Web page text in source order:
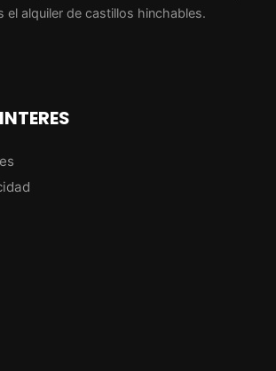
el alquiler de castillos hinchables.